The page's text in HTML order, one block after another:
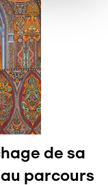
de sa
parcours